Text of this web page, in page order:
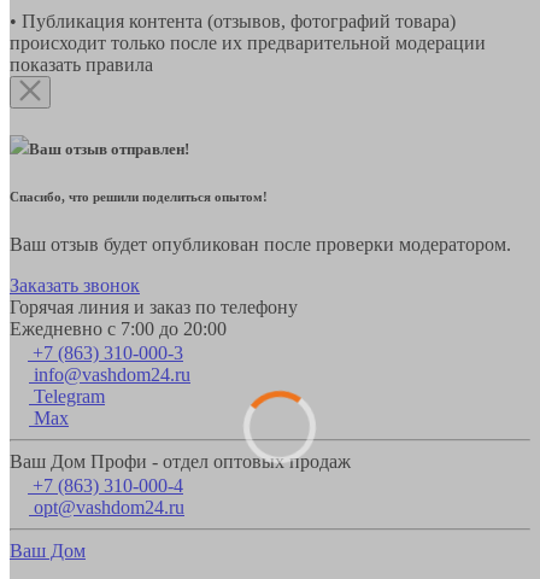
• Публикация контента (отзывов, фотографий товара)
происходит только после их предварительной модерации
показать правила
Ваш отзыв отправлен!
Спасибо, что решили поделиться опытом!
Ваш отзыв будет опубликован после проверки модератором.
Заказать звонок
Горячая линия и заказ по телефону
Ежедневно с 7:00 до 20:00
+7 (863) 310-000-3
info@vashdom24.ru
Telegram
Max
Ваш Дом Профи - отдел оптовых продаж
+7 (863) 310-000-4
opt@vashdom24.ru
Ваш Дом